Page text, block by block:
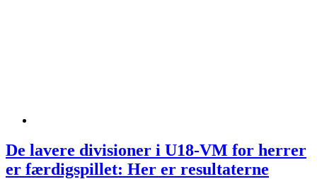
De lavere divisioner i U18-VM for herrer
er færdigspillet: Her er resultaterne